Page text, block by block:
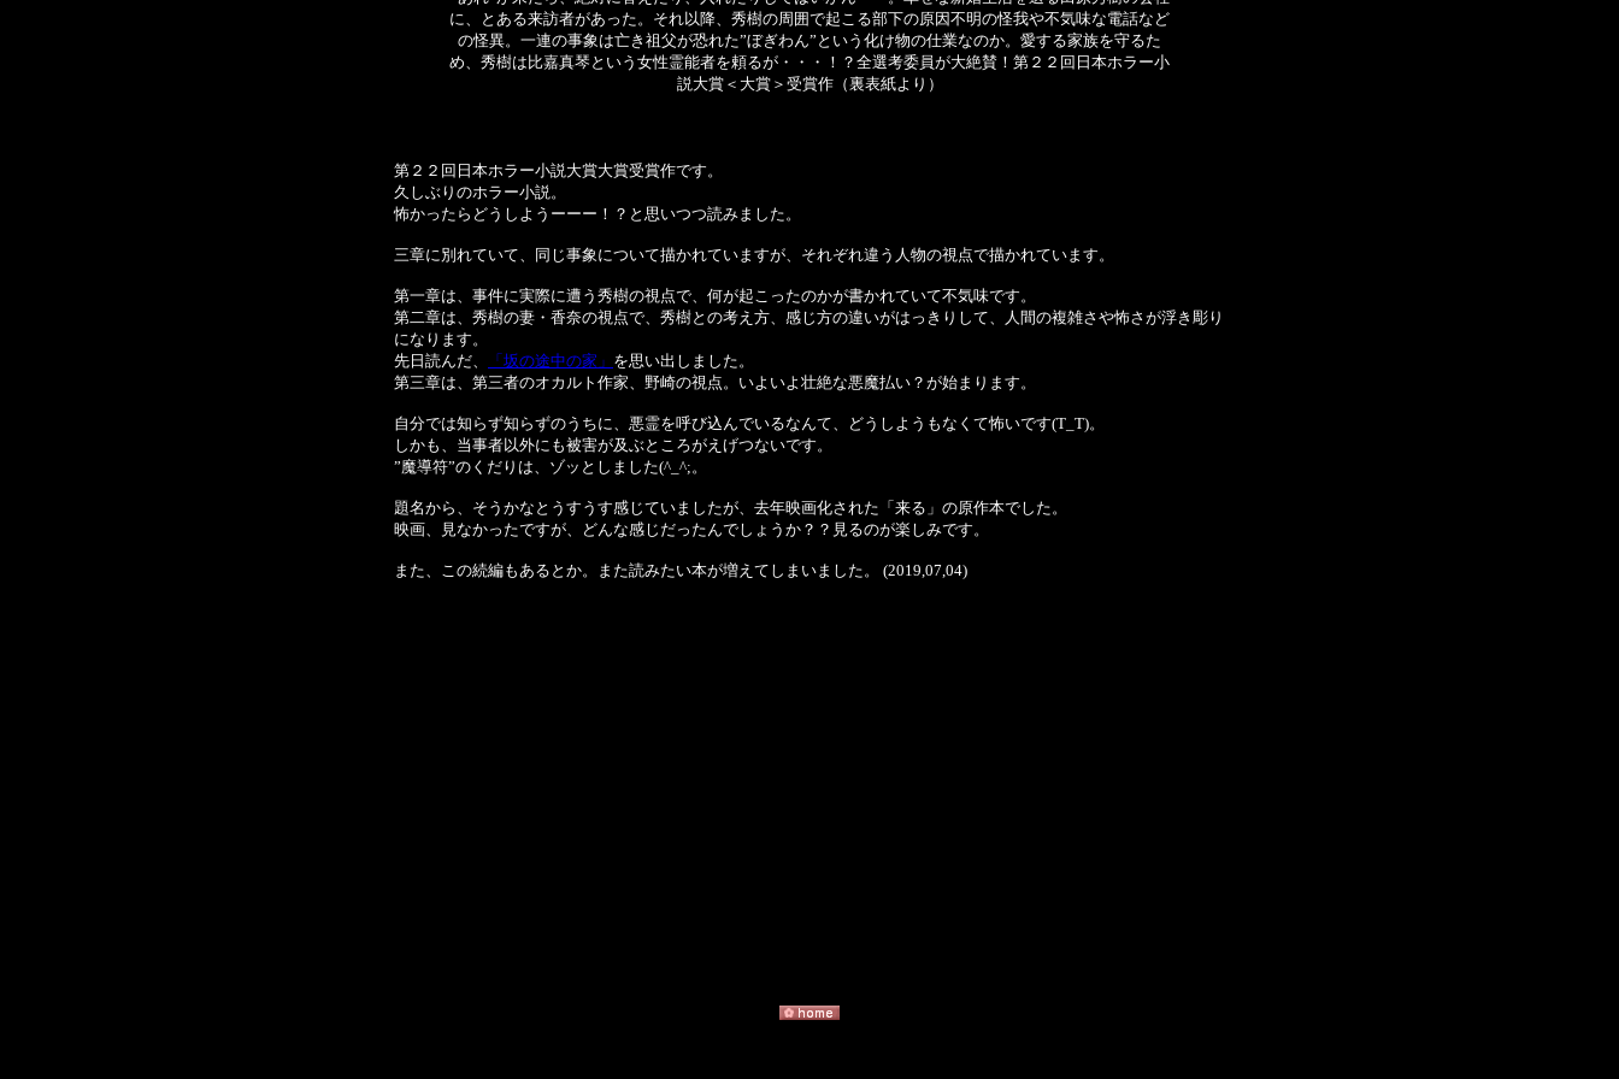
に、とある来訪者があった。それ以降、秀樹の周囲で起こる部下の原因不明の怪我や不気味な電話など
の怪異。一連の事象は亡き祖父が恐れた”ぼぎわん”という化け物の仕業なのか。愛する家族を守るた
め、秀樹は比嘉真琴という女性霊能者を頼るが・・・！？全選考委員が大絶賛！第２２回日本ホラー小
説大賞＜大賞＞受賞作（裏表紙より）
第２２回日本ホラー小説大賞大賞受賞作です。
久しぶりのホラー小説。
怖かったらどうしようーーー！？と思いつつ読みました。
三章に別れていて、同じ事象について描かれていますが、それぞれ違う人物の視点で描かれています。
第一章は、事件に実際に遭う秀樹の視点で、何が起こったのかが書かれていて不気味です。
第二章は、秀樹の妻・香奈の視点で、秀樹との考え方、感じ方の違いがはっきりして、人間の複雑さや怖さが浮き彫り
になります。
先日読んだ、
「坂の途中の家」 を思い出しました。
第三章は、第三者のオカルト作家、野崎の視点。いよいよ壮絶な悪魔払い？が始まります。
自分では知らず知らずのうちに、悪霊を呼び込んでいるなんて、どうしようもなくて怖いです(T_T)。
しかも、当事者以外にも被害が及ぶところがえげつないです。
”魔導符”のくだりは、ゾッとしました(^_^;。
題名から、そうかなとうすうす感じていましたが、去年映画化された「来る」の原作本でした。
映画、見なかったですが、どんな感じだったんでしょうか？？見るのが楽しみです。
また、この続編もあるとか。また読みたい本が増えてしまいました。 (2019,07,04)